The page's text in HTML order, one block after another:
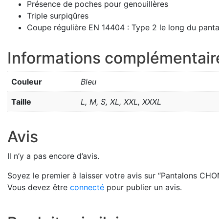
Présence de poches pour genouillères
Triple surpiqûres
Coupe régulière EN 14404 : Type 2 le long du
Informations
Couleur Bleu
Taille L, M, S, XL, XXL, XXXL
Avis
Il n’y a pas encore d’avis.
Soyez le premier à laisser votre avis sur “Pantalons
Vous devez être connecté pour publier un avis.